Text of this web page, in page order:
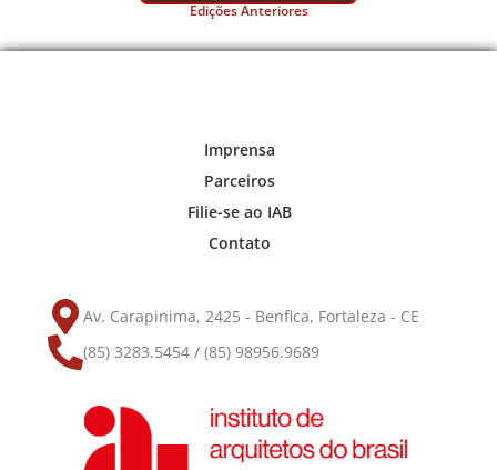
Edições Anteriores
Imprensa
Parceiros
Filie-se ao IAB
Contato
Av. Carapinima, 2425 - Benfica, Fortaleza - CE
(85) 3283.5454 / (85) 98956.9689